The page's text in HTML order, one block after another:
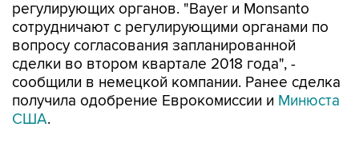
регулирующих органов. "Bayer и Monsanto
сотрудничают с регулирующими органами по
вопросу согласования запланированной
сделки во втором квартале 2018 года", -
сообщили в немецкой компании. Ранее сделка
получила одобрение Еврокомиссии и Минюста
США.